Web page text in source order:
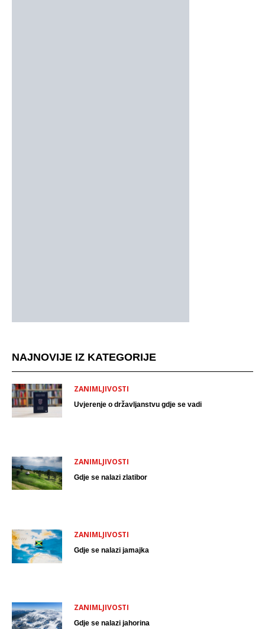
NAJNOVIJE IZ KATEGORIJE
ZANIMLJIVOSTI
Uvjerenje o državljanstvu gdje se vadi
ZANIMLJIVOSTI
Gdje se nalazi zlatibor
ZANIMLJIVOSTI
Gdje se nalazi jamajka
ZANIMLJIVOSTI
Gdje se nalazi jahorina